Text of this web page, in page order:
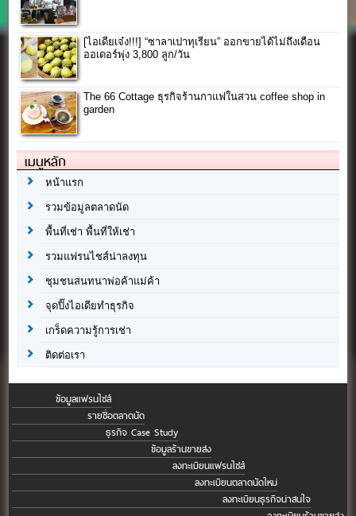
[ไอเดียเจ๋ง!!!] “ซาลาเปาทุเรียน” ออกขายได้ไม่ถึงเดือน
ออเดอร์พุ่ง 3,800 ลูก/วัน
The 66 Cottage ธุรกิจร้านกาแฟในสวน coffee shop in
garden
เมนูหลัก
หน้าแรก
รวมข้อมูลตลาดนัด
พื้นที่เช่า พื้นที่ให้เช่า
รวมแฟรนไชส์น่าลงทุน
ชุมชนสนทนาพ่อค้าแม่ค้า
จุดปิ๊งไอเดียทำธุรกิจ
เกร็ดความรู้การเช่า
ติดต่อเรา
ข้อมูลแฟรนไชส์
รายชื่อตลาดนัด
ธุรกิจ Case Study
ข้อมูลร้านขายส่ง
ลงทะเบียนแฟรนไชส์
ลงทะเบียนตลาดนัดใหม่
ลงทะเบียนธุรกิจน่าสนใจ